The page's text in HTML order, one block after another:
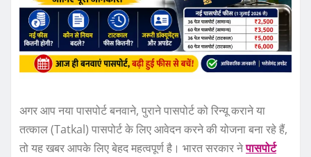
अगर आप नया पासपोर्ट बनवाने, पुराने पासपोर्ट को रिन्यू कराने या
तत्काल (Tatkal) पासपोर्ट के लिए आवेदन करने की योजना बना रहे हैं,
तो यह खबर आपके लिए बेहद महत्वपूर्ण है। भारत सरकार नेपासपोर्ट